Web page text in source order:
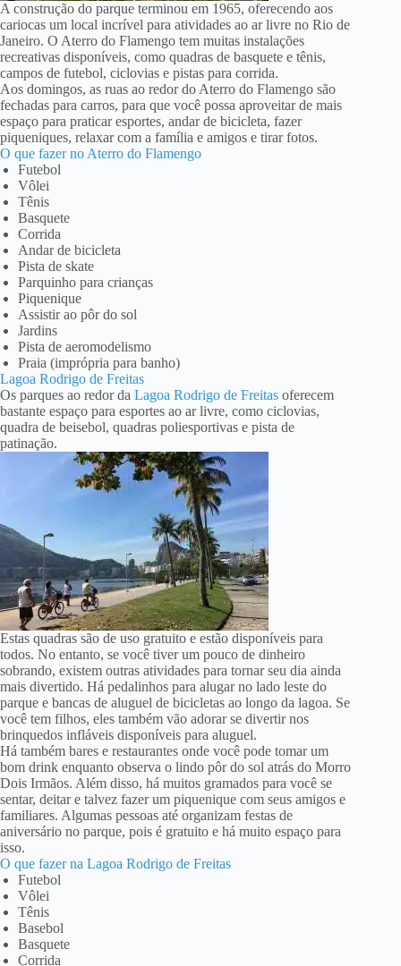
A construção do parque terminou em 1965, oferecendo aos
cariocas um local incrível para atividades ao ar livre no Rio de
Janeiro. O Aterro do Flamengo tem muitas instalações
recreativas disponíveis, como quadras de basquete e tênis,
campos de futebol, ciclovias e pistas para corrida.
Aos domingos, as ruas ao redor do Aterro do Flamengo são
fechadas para carros, para que você possa aproveitar de mais
espaço para praticar esportes, andar de bicicleta, fazer
piqueniques, relaxar com a família e amigos e tirar fotos.
O que fazer no Aterro do Flamengo
Futebol
Vôlei
Tênis
Basquete
Corrida
Andar de bicicleta
Pista de skate
Parquinho para crianças
Piquenique
Assistir ao pôr do sol
Jardins
Pista de aeromodelismo
Praia (imprópria para banho)
Lagoa Rodrigo de Freitas
Os parques ao redor da Lagoa Rodrigo de Freitas oferecem
bastante espaço para esportes ao ar livre, como ciclovias,
quadra de beisebol, quadras poliesportivas e pista de
patinação.
Estas quadras são de uso gratuito e estão disponíveis para
todos. No entanto, se você tiver um pouco de dinheiro
sobrando, existem outras atividades para tornar seu dia ainda
mais divertido. Há pedalinhos para alugar no lado leste do
parque e bancas de aluguel de bicicletas ao longo da lagoa. Se
você tem filhos, eles também vão adorar se divertir nos
brinquedos infláveis disponíveis para aluguel.
Há também bares e restaurantes onde você pode tomar um
bom drink enquanto observa o lindo pôr do sol atrás do Morro
Dois Irmãos. Além disso, há muitos gramados para você se
sentar, deitar e talvez fazer um piquenique com seus amigos e
familiares. Algumas pessoas até organizam festas de
aniversário no parque, pois é gratuito e há muito espaço para
isso.
O que fazer na Lagoa Rodrigo de Freitas
Futebol
Vôlei
Tênis
Basebol
Basquete
Corrida